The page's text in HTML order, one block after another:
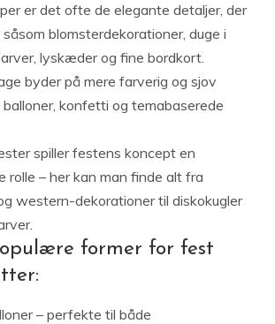
er det ofte de elegante detaljer, der
såsom blomsterdekorationer, duge i
lyskæder og fine bordkort.
byder på mere farverig og sjov
konfetti og temabaserede
spiller festens koncept en
rolle – her kan man finde alt fra
western-dekorationer til diskokugler
former for fest
– perfekte til både